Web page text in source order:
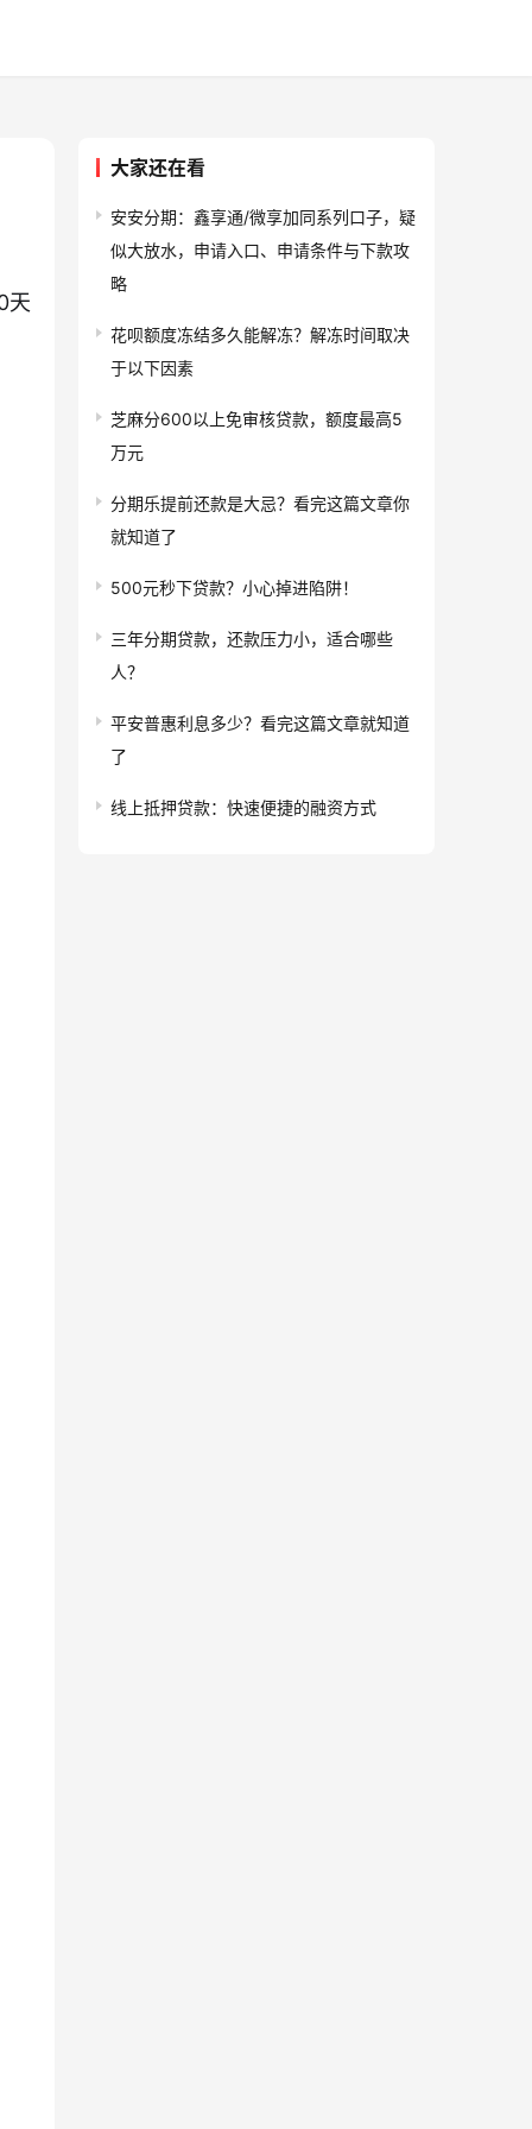
天
大家还在看
安安分期：鑫享通/微享加同系列口子，疑
似大放水，申请入口、申请条件与下款攻
略
花呗额度冻结多久能解冻？解冻时间取决
于以下因素
芝麻分600以上免审核贷款，额度最高5
万元
分期乐提前还款是大忌？看完这篇文章你
就知道了
500元秒下贷款？小心掉进陷阱！
三年分期贷款，还款压力小，适合哪些
人？
平安普惠利息多少？看完这篇文章就知道
了
线上抵押贷款：快速便捷的融资方式